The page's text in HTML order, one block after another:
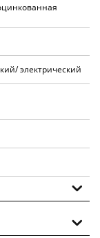
электрический